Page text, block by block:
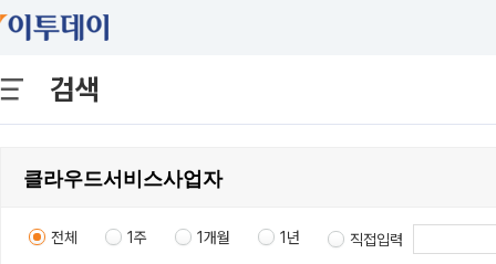
검색
전체 1주 1개월 1년 직접입력